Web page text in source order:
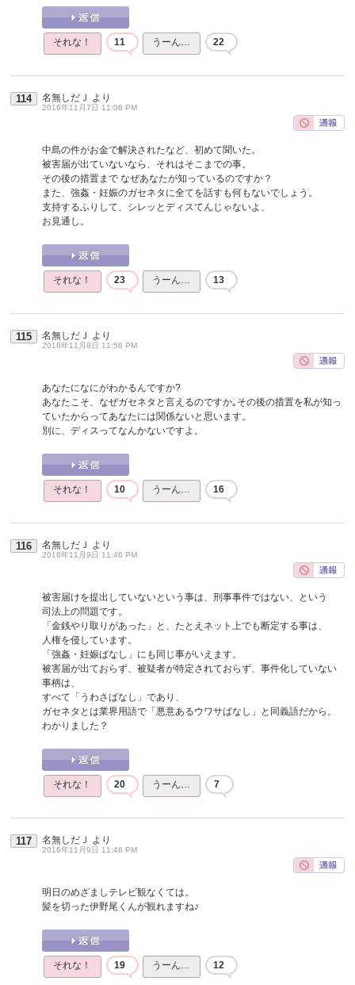
それな！ 11 うーん… 22
114 名無しだＪ より
2016年11月7日 11:06 PM
中島の件がお金で解決されたなど、初めて聞いた。
被害届が出ていないなら、それはそこまでの事。
その後の措置まで なぜあなたが知っているのですか？
また、強姦・妊娠のガセネタに全てを話すも何もないでしょう。
支持するふりして、シレッとディスてんじゃないよ、
お見通し。
それな！ 23 うーん… 13
115 名無しだＪ より
2016年11月8日 11:58 PM
あなたになにがわかるんですか?
あなたこそ、なぜガセネタと言えるのですか｡その後の措置を私が知っ
ていたからってあなたには関係ないと思います。
別に、ディスってなんかないですよ。
それな！ 10 うーん… 16
116 名無しだＪ より
2016年11月9日 11:46 PM
被害届けを提出していないという事は、刑事事件ではない、という
司法上の問題です。
「金銭やり取りがあった」と、たとえネット上でも断定する事は、
人権を侵しています。
「強姦・妊娠ばなし」にも同じ事がいえます。
被害届が出ておらず、被疑者が特定されておらず、事件化していない
事柄は、
すべて「うわさばなし」であり、
ガセネタとは業界用語で「悪意あるウワサばなし」と同義語だから。
わかりました？
それな！ 20 うーん… 7
117 名無しだＪ より
2016年11月9日 11:46 PM
明日のめざましテレビ観なくては。
髪を切った伊野尾くんが観れますね♪
それな！ 19 うーん… 12